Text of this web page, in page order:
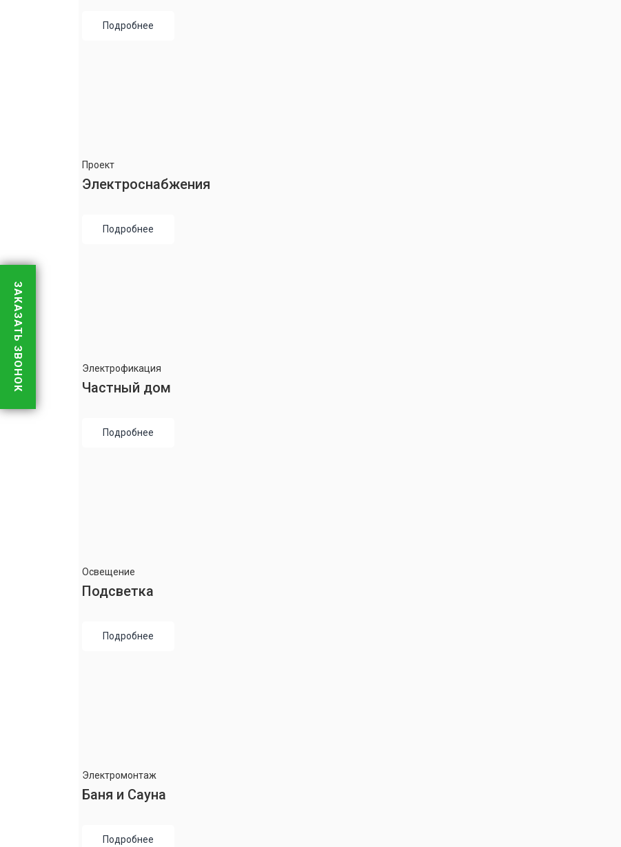
Подробнее
Проект
Электроснабжения
Подробнее
Электрофикация
Частный дом
Подробнее
Освещение
Подсветка
Подробнее
Электромонтаж
Баня и Сауна
Подробнее
ЗАКАЗАТЬ ЗВОНОК